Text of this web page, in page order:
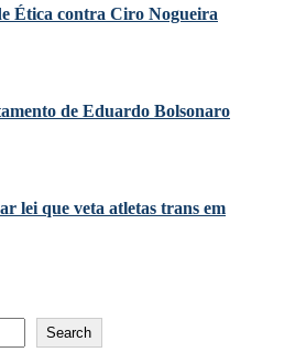
Ética contra Ciro Nogueira
de Eduardo Bolsonaro
lei que veta atletas trans em
Search